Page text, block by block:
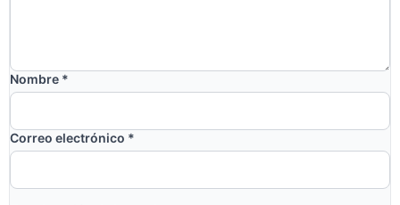
Nombre *
Correo electrónico *